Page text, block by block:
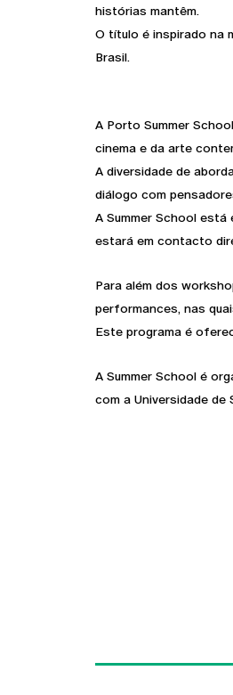
histórias mantêm.
O título é inspirado na
Brasil.
A Porto Summer
cinema e da arte
A diversidade de
diálogo com
A Summer School
estará em contacto
Para além dos
performances, nas
Este programa é
A Summer School é
com a Universidade de